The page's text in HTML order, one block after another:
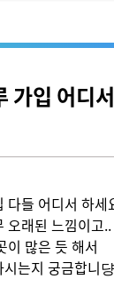
가입 어디
다들 어디서 하세
오래된 느낌이고..
이 많은 듯 해서
는지 궁금합니